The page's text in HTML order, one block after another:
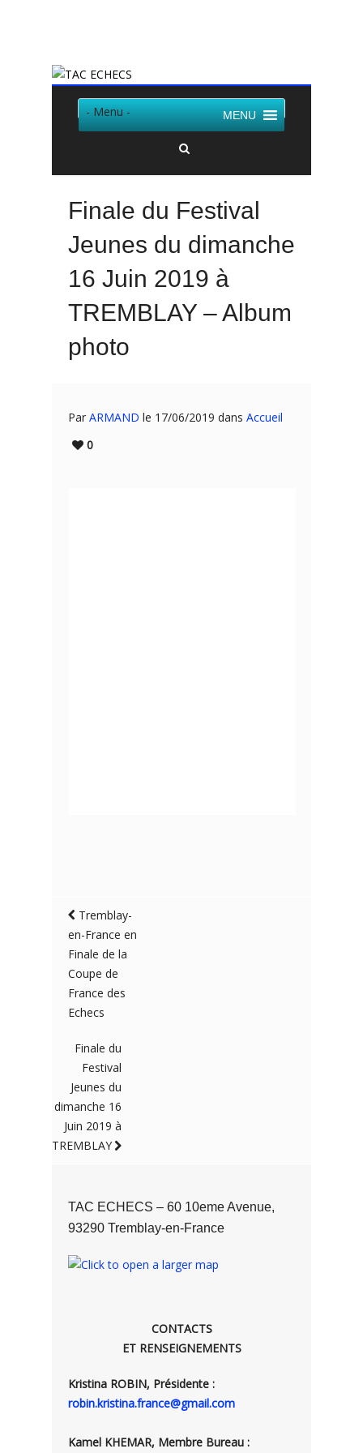
- Menu - MENU
Finale du Festival
Jeunes du dimanche
16 Juin 2019 à
TREMBLAY – Album
photo
Par ARMAND le 17/06/2019 dans Accueil
0
Tremblay-
en-France en
Finale de la
Coupe de
France des
Echecs
Finale du
Festival
Jeunes du
dimanche 16
Juin 2019 à
TREMBLAY
TAC ECHECS – 60 10eme Avenue,
93290 Tremblay-en-France
CONTACTS
ET RENSEIGNEMENTS
Kristina ROBIN, Présidente :
robin.kristina.france@gmail.com
Kamel KHEMAR, Membre Bureau :